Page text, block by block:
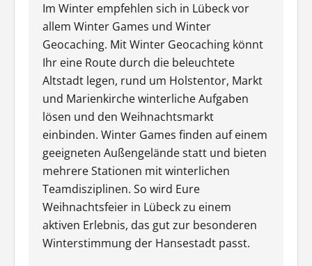
Im Winter empfehlen sich in Lübeck vor
allem Winter Games und Winter
Geocaching. Mit Winter Geocaching könnt
Ihr eine Route durch die beleuchtete
Altstadt legen, rund um Holstentor, Markt
und Marienkirche winterliche Aufgaben
lösen und den Weihnachtsmarkt
einbinden. Winter Games finden auf einem
geeigneten Außengelände statt und bieten
mehrere Stationen mit winterlichen
Teamdisziplinen. So wird Eure
Weihnachtsfeier in Lübeck zu einem
aktiven Erlebnis, das gut zur besonderen
Winterstimmung der Hansestadt passt.